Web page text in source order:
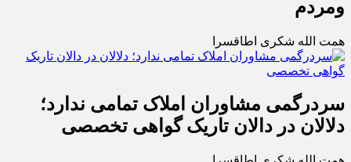
ومردم
همت الله شکری اطاقسرا
سردرگمی مشاوران املاک تمامی ندارد؛
دلالان در دالان تاریک گواهی تخصصی